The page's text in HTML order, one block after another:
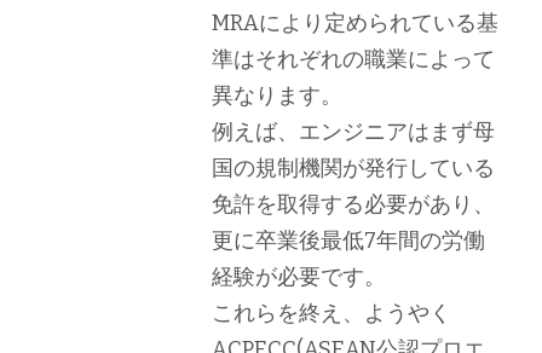
MRAにより定められている基
準はそれぞれの職業によって
異なります。
例えば、エンジニアはまず母
国の規制機関が発行している
免許を取得する必要があり、
更に卒業後最低7年間の労働
経験が必要です。
これらを終え、ようやく